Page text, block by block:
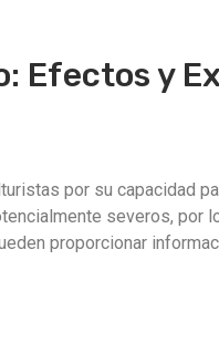
Efectos y
por su capacidad
severos, por
proporcionar